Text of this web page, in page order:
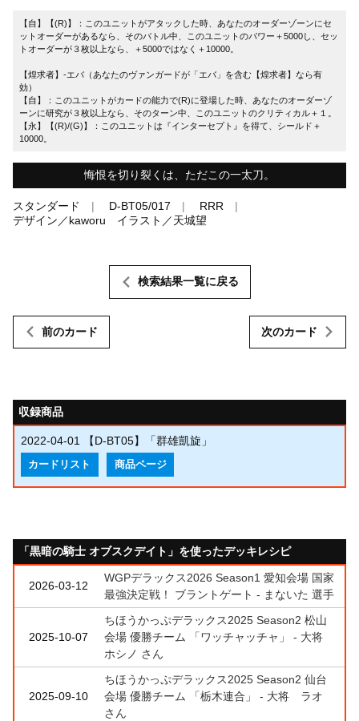
【自】【(R)】：このユニットがアタックした時、あなたのオーダーゾーンにセ
ットオーダーがあるなら、そのバトル中、このユニットのパワー＋5000し、セッ
トオーダーが３枚以上なら、＋5000ではなく＋10000。
【煌求者】-エバ（あなたのヴァンガードが「エバ」を含む【煌求者】なら有
効）
【自】：このユニットがカードの能力で(R)に登場した時、あなたのオーダーゾ
ーンに研究が３枚以上なら、そのターン中、このユニットのクリティカル＋１。
【永】【(R)/(G)】：このユニットは『インターセプト』を得て、シールド＋
10000。
悔恨を切り裂くは、ただこの一太刀。
スタンダード D-BT05/017
RRR
デザイン／kaworu イラスト／天城望
前のカード
検索結果一覧に戻る
次のカード
収録商品
2022-04-01 【D-BT05】「群雄凱旋」
カードリスト 商品ページ
「黒暗の騎士 オブスクデイト」を使ったデッキレシピ
2026-03-12
WGPデラックス2026 Season1 愛知会場 国家
最強決定戦！ ブラントゲート - まないた 選手
2025-10-07
ちほうかっぷデラックス2025 Season2 松山
会場 優勝チーム 「ワッチャッチャ」 - 大将
ホシノ さん
2025-09-10
ちほうかっぷデラックス2025 Season2 仙台
会場 優勝チーム 「栃木連合」 - 大将 ラオ
さん